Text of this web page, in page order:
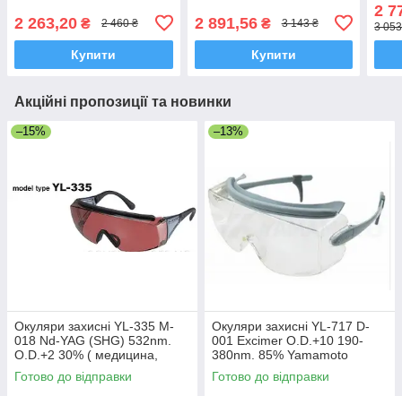
александрит, сертифікат
СЕ
2 263,20 ₴ 2 460 ₴
Купити
неодимового, сертифікат
СЕ
2 891,56₴ 3 143 ₴
Купити
2
3
Акційні пропозиції та новинки
–15%
Окуляри захисні YL-335 M-
018 Nd-YAG (SHG) 532nm.
O.D.+2 30% ( медицина,
косметологія) Yamamoto
Японія
Готово до відправки
–13%
Окуляри захисні YL-717 D-
001 Excimer O.D.+10 190-
380nm. 85% Yamamoto
Японія
Готово до відправки